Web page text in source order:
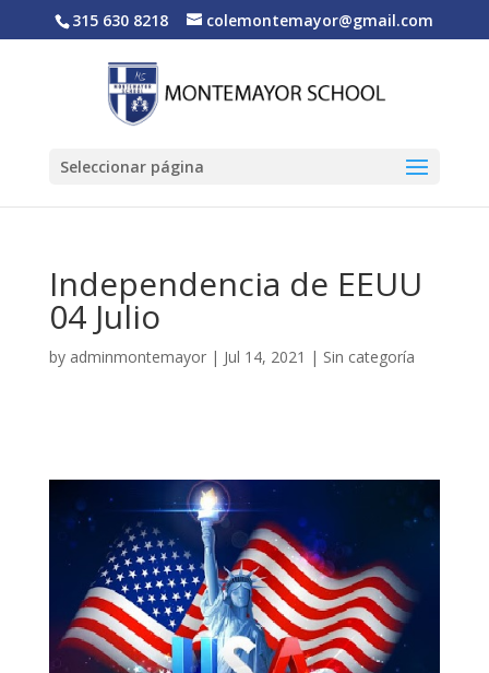
315 630 8218 colemontemayor@gmail.com
Seleccionar página
Independencia de EEUU
04 Julio
by adminmontemayor| Jul 14, 2021 | Sin categoría